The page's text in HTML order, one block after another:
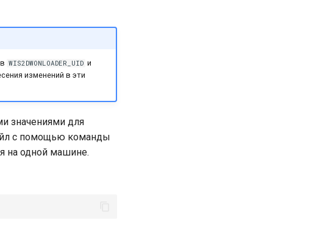
WIS2DWONLOADER_UID и
изменений в эти
значениями для
с помощью команды
на одной машине.